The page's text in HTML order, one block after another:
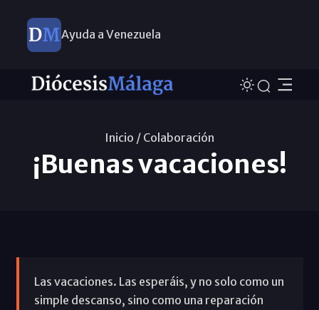
Ayuda a Venezuela
Inicio / Colaboración
¡Buenas vacaciones!
Las vacaciones. Las esperáis, y no solo como un
simple descanso, sino como una reparación